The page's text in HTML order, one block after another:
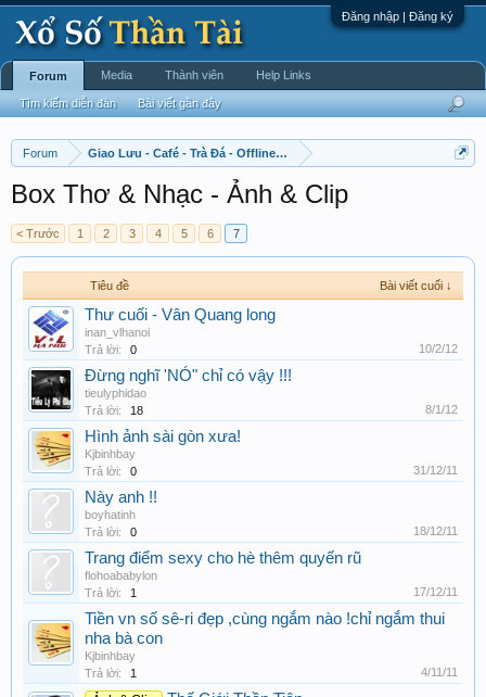
Đăng nhập | Đăng ký
Forum Giao Lưu - Café - Trà Đá - Offline - Tỉnh Tò Hihi!
Box Thơ & Nhạc - Ảnh & Clip
< Trước 1 2 3 4 5 6 7
Tiêu đề Bài viết cuối ↓
Thư cuối - Vân Quang long
inan_vlhanoi
Trả lời:
0 10/2/12
Đừng nghĩ 'NÓ" chỉ có vậy !!!
tieulyphidao
Trả lời:
18 8/1/12
Hình ảnh sài gòn xưa!
Kjbinhbay
Trả lời:
0 31/12/11
Này anh !!
boyhatinh
Trả lời:
0 18/12/11
Trang điểm sexy cho hè thêm quyến rũ
flohoababylon
Trả lời:
1 17/12/11
Tiền vn số sê-ri đẹp ,cùng ngắm nào !chỉ ngắm thui
nha bà con
Kjbinhbay
Trả lời:
1 4/11/11
Forum
Tìm kiếm diễn đàn Bài viết gần đây
Media Thành viên Help Links